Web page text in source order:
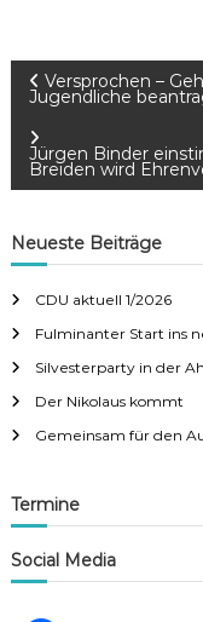
B
r
a
g
s
n
v
i
Versprochen –
Jugendliche
Jürgen Binder
Breiden wird
Neueste Beiträge
CDU aktuell 1/2026
Fulminanter Start ins
Silvesterparty in der
Der Nikolaus kommt
Gemeinsam für den
Termine
Social Media